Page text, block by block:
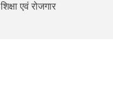
शिक्षा एवं रोजगार